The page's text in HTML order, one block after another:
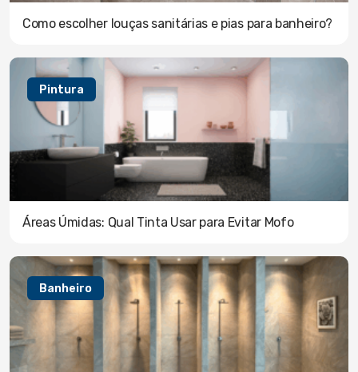
Como escolher louças sanitárias e pias para banheiro?
Pintura
Áreas Úmidas: Qual Tinta Usar para Evitar Mofo
Banheiro